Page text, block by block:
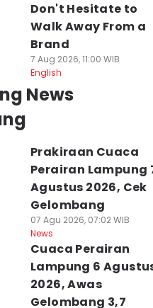
Don't Hesitate to
Walk Away From a
Brand
7 Aug 2026, 11:00 WIB
English
News
Prakiraan Cuaca
Perairan Lampung
Agustus 2026, Cek
Gelombang
07 Agu 2026, 07:02 WIB
News
Cuaca Perairan
Lampung 6
2026, Awas
Gelombang 3,7